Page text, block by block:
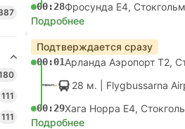
111
111
00:28Фросунда E4, Стокгольм
Подробнее
Подтверждается сразу
00:01Арланда Аэропорт T2,
28 м. | Flygbussarna
00:29Хага Норра Е4,
Подробнее